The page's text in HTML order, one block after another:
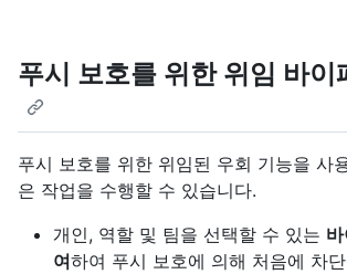
푸시 보호를 위한 위임 바이
푸시 보호를 위한 위임된 우회 기능을 사
은 작업을 수행할 수 있습니다.
개인, 역할 및 팀을 선택할 수 있는
여하여 푸시 보호에 의해 처음에 차